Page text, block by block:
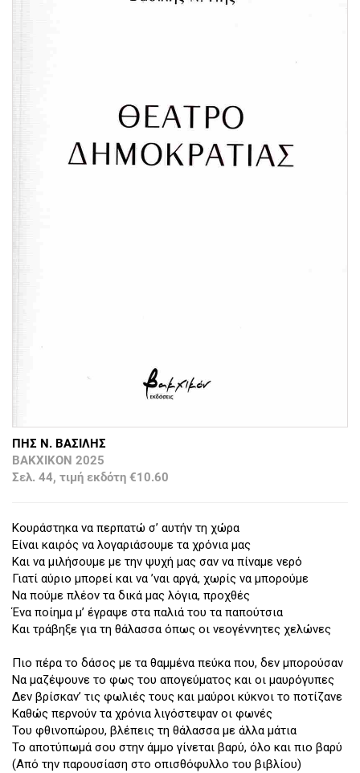
ΠΗΣ Ν. ΒΑΣΙΛΗΣ
ΒΑΚΧΙΚΟΝ 2025
Σελ. 44, τιμή εκδότη €10.60
Κουράστηκα να περπατώ σ’ αυτήν τη χώρα
Είναι καιρός να λογαριάσουμε τα χρόνια μας
Και να μιλήσουμε με την ψυχή μας σαν να πίναμε νερό
Γιατί αύριο μπορεί και να ’ναι αργά, χωρίς να μπορούμε
Να πούμε πλέον τα δικά μας λόγια, προχθές
Ένα ποίημα μ’ έγραψε στα παλιά του τα παπούτσια
Και τράβηξε για τη θάλασσα όπως οι νεογέννητες χελώνες
Πιο πέρα το δάσος με τα θαμμένα πεύκα που, δεν μπορούσαν
Να μαζέψουνε το φως του απογεύματος και οι μαυρόγυπες
Δεν βρίσκαν’ τις φωλιές τους και μαύροι κύκνοι το ποτίζανε
Καθώς περνούν τα χρόνια λιγόστεψαν οι φωνές
Του φθινοπώρου, βλέπεις τη θάλασσα με άλλα μάτια
Το αποτύπωμά σου στην άμμο γίνεται βαρύ, όλο και πιο βαρύ
(Από την παρουσίαση στο οπισθόφυλλο του βιβλίου)